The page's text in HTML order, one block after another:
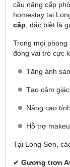
cầu nâng cấp
homestay tại
cấp , đặc biệt là
Trong mọi phong
đóng vai trò cực
Tăng ánh
Tạo cảm
Nâng cao
Hỗ trợ
Tại Long Sơn,
✔ Gương trơn